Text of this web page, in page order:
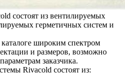
состоят из вентилируемых
герметичных систем и
широким спектром
и размеров, возможно
заказчика.
Rivacold состоят из: